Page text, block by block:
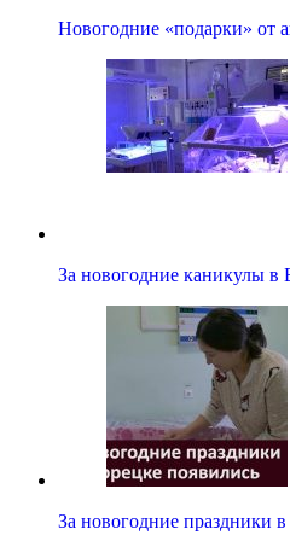
Новогодние «подарки» от
За новогодние каникулы
За новогодние праздники